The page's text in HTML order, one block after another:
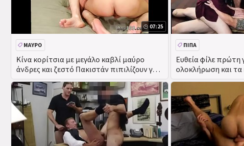
07:25
Κίνα κορίτσια με μεγάλο καβλί μαύρο
άνδρες και ζεστό Πακιστάν πιπιλίζουν γκέι
πρώτη
ΜΑΎΡΟ
Ευθεία φίλε πρώτη
ολοκλήρωση και
ΠΊΠΑ